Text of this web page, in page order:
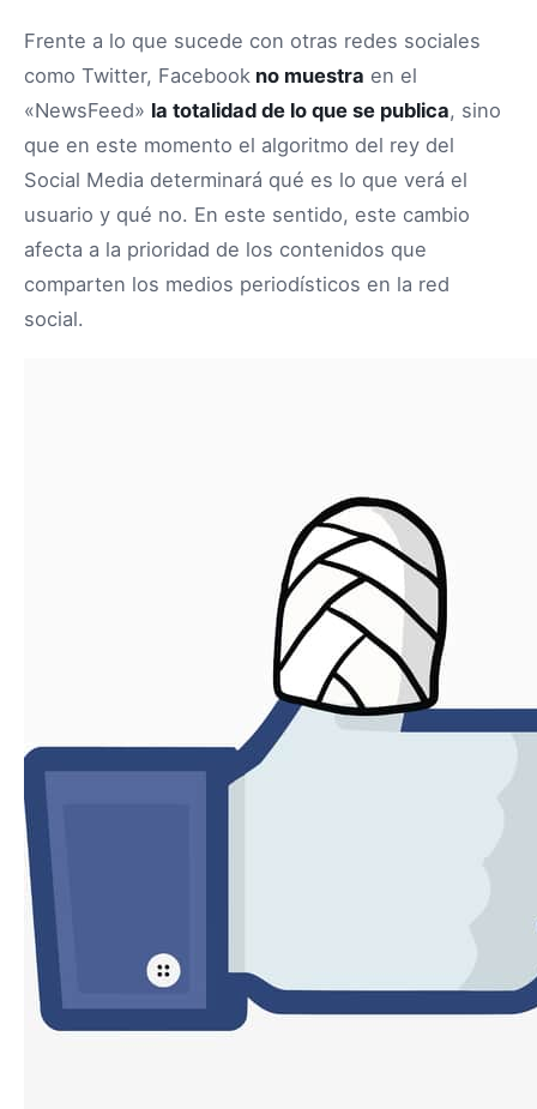
Frente a lo que sucede con otras redes sociales
como Twitter, Facebook no muestra en el
«NewsFeed» la totalidad de lo que se publica, sino
que en este momento el algoritmo del rey del
Social Media determinará qué es lo que verá el
usuario y qué no. En este sentido, este cambio
afecta a la prioridad de los contenidos que
comparten los medios periodísticos en la red
social.